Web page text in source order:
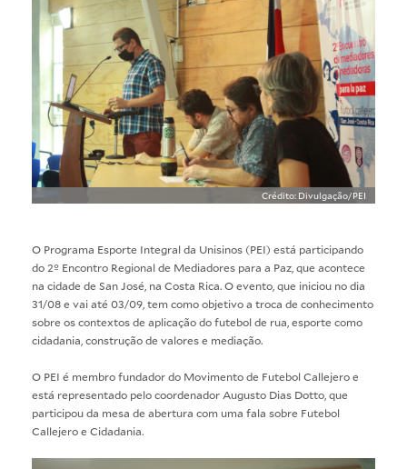
Crédito: Divulgação/PEI
O Programa Esporte Integral da Unisinos (PEI) está participando
do 2º Encontro Regional de Mediadores para a Paz, que acontece
na cidade de San José, na Costa Rica. O evento, que iniciou no dia
31/08 e vai até 03/09, tem como objetivo a troca de conhecimento
sobre os contextos de aplicação do futebol de rua, esporte como
cidadania, construção de valores e mediação.
O PEI é membro fundador do Movimento de Futebol Callejero e
está representado pelo coordenador Augusto Dias Dotto, que
participou da mesa de abertura com uma fala sobre Futebol
Callejero e Cidadania.